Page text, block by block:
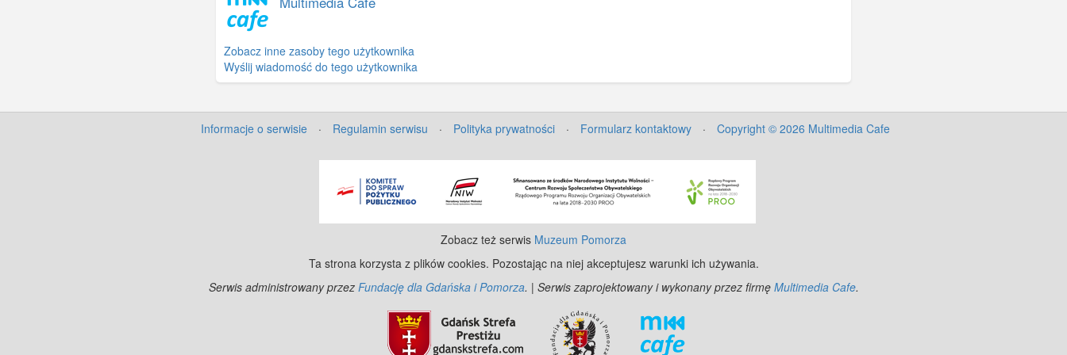
©OpenStreetMap contributors.
Zobacz inne zasoby tego użytkownika
Wyślij wiadomość do tego użytkownika
Informacje o serwisie · Regulamin serwisu · Polityka prywatności · Formularz kontaktowy · Copyright © 2026 Multimedia Cafe
Zobacz też serwis Muzeum Pomorza
Ta strona korzysta z plików cookies. Pozostając na niej akceptujesz warunki ich używania.
Serwis administrowany przez Fundację dla Gdańska i Pomorza. | Serwis zaprojektowany i wykonany przez firmę Multimedia Cafe.